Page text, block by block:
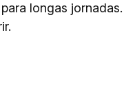
longas jornadas.